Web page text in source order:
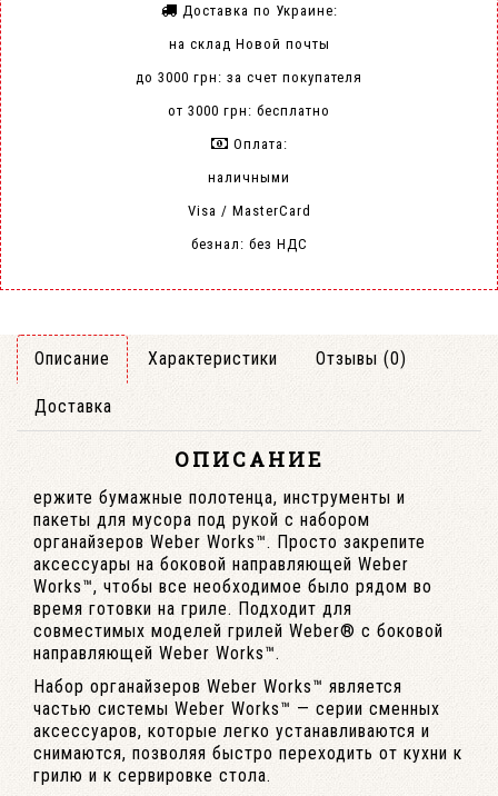
Доставка по Украине:
на склад Новой почты
до 3000 грн: за счет покупателя
от 3000 грн: бесплатно
Оплата:
наличными
Visa / MasterCard
безнал: без НДС
Описание Характеристики Отзывы (0)
Доставка
ОПИСАНИЕ
ержите бумажные полотенца, инструменты и
пакеты для мусора под рукой с набором
органайзеров Weber Works™. Просто закрепите
аксессуары на боковой направляющей Weber
Works™, чтобы все необходимое было рядом во
время готовки на гриле. Подходит для
совместимых моделей грилей Weber® с боковой
направляющей Weber Works™.
Набор органайзеров Weber Works™ является
частью системы Weber Works™ — серии сменных
аксессуаров, которые легко устанавливаются и
снимаются, позволяя быстро переходить от кухни к
грилю и к сервировке стола.